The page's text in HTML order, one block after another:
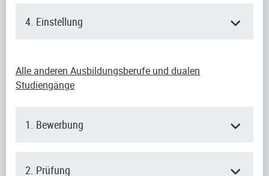
4. Einstellung
Alle anderen Ausbildungsberufe und dualen
Studiengänge
1. Bewerbung
2. Prüfung